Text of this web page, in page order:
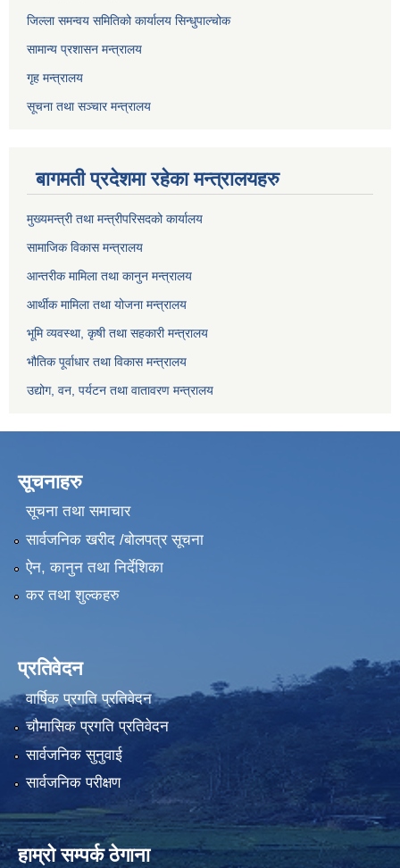
जिल्ला समन्वय समितिको कार्यालय सिन्धुपाल्चोक
सामान्य प्रशासन मन्त्रालय
गृह मन्त्रालय
सूचना तथा सञ्चार मन्त्रालय
बागमती प्रदेशमा रहेका मन्त्रालयहरु
मुख्यमन्त्री तथा मन्त्रीपरिसदको कार्यालय
सामाजिक विकास मन्त्रालय
आन्तरीक मामिला तथा कानुन मन्त्रालय
आर्थीक मामिला तथा योजना मन्त्रालय
भूमि व्यवस्था, कृषी तथा सहकारी मन्त्रालय
भौतिक पूर्वाधार तथा विकास मन्त्रालय
उद्योग, वन, पर्यटन तथा वातावरण मन्त्रालय
सूचनाहरु
सूचना तथा समाचार
सार्वजनिक खरीद /बोलपत्र सूचना
ऐन, कानुन तथा निर्देशिका
कर तथा शुल्कहरु
प्रतिवेदन
वार्षिक प्रगति प्रतिवेदन
चौमासिक प्रगति प्रतिवेदन
सार्वजनिक सुनुवाई
सार्वजनिक परीक्षण
हाम्रो सम्पर्क ठेगाना